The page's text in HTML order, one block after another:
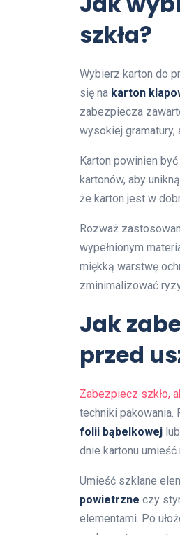
szkła?
Wybierz karton do
się na karton
zabezpiecza
wysokiej
Karton powinien
kartonów, aby
że karton jest w
Rozważ
wypełnionym
miękką warstwę
zminimalizować
Jak
przed
Zabezpiecz szkło,
techniki pakowania.
folii bąbelkowej
dnie kartonu
Umieść szklane
powietrzne czy
elementami. Po